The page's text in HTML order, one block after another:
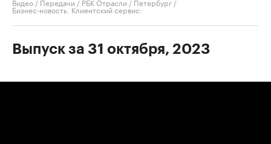
Бизнес-новость. Клиентский сервис:
Выпуск за 31 октября, 2023